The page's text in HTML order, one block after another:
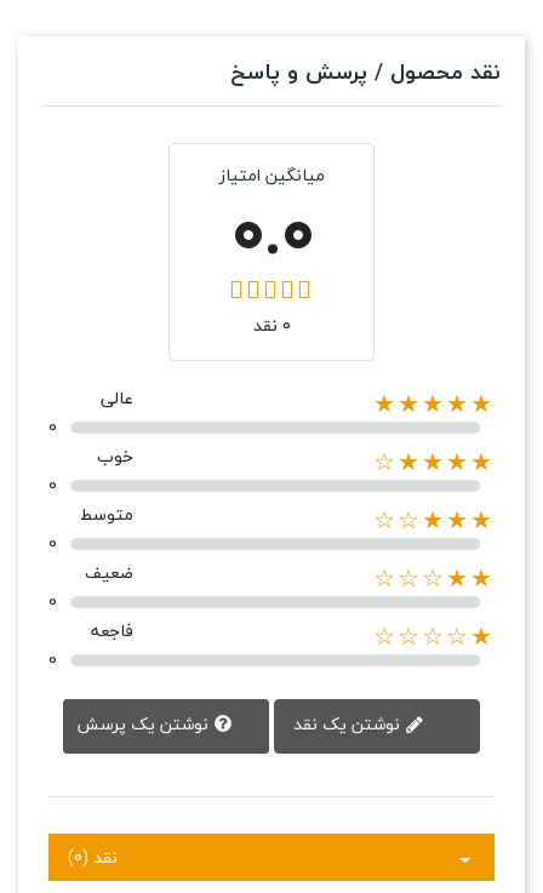
نقد محصول / پرسش و پاسخ
میانگین امتیاز
0.0
0 نقد
★★★★★
عالی
0
★★★★☆
خوب
0
★★★☆☆
متوسط
0
★★☆☆☆
ضعیف
0
★☆☆☆☆
فاجعه
0
نوشتن یک پرسش
نقد (0)